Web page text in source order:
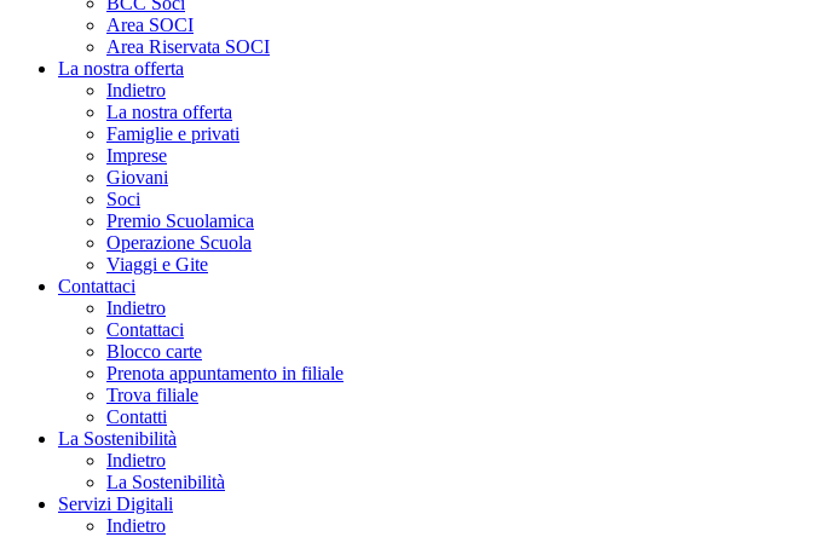
Area SOCI
Area Riservata SOCI
La nostra offerta
Indietro
La nostra offerta
Famiglie e privati
Imprese
Giovani
Soci
Premio Scuolamica
Operazione Scuola
Viaggi e Gite
Contattaci
Indietro
Contattaci
Blocco carte
Prenota appuntamento in filiale
Trova filiale
Contatti
La Sostenibilità
Indietro
La Sostenibilità
Servizi Digitali
Indietro